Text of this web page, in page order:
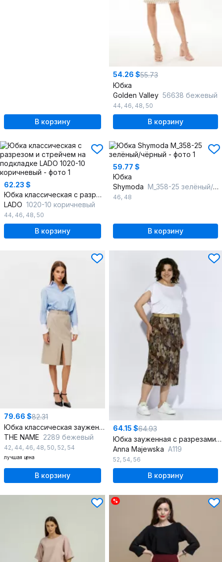
В корзину
54.26 $55.73
Юбка
Golden Valley 56638 бежевый
44, 46, 48, 50
В корзину
62.23 $
Юбка классическая с разрезом и стрейчем на подкладке
LADO 1020-10 коричневый
44, 46, 48, 50
В корзину
59.77 $
Юбка
Shymoda М_358-25 зелёный/чёрный
46, 48
В корзину
79.66 $82.31
Юбка классическая зауженная на притачном поясе и разрезом
THE NAME 2289 бежевый
42, 44, 46, 48, 50, 52, 54
лучшая цена
В корзину
64.15 $64.93
Юбка зауженная с разрезами и поясом со шлевками
Anna Majewska А119
52, 54, 56
В корзину
%